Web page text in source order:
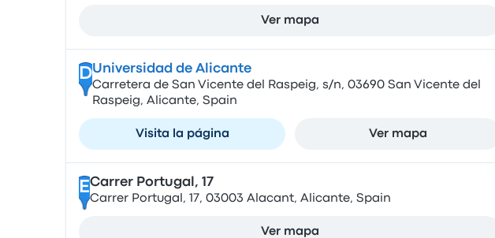
Ver mapa
DUniversidad de Alicante
Carretera de San Vicente del Raspeig, s/n, 03690 San Vicente del
Raspeig, Alicante, Spain
Visita la página Ver mapa
ECarrer Portugal, 17
Carrer Portugal, 17, 03003 Alacant, Alicante, Spain
Ver mapa